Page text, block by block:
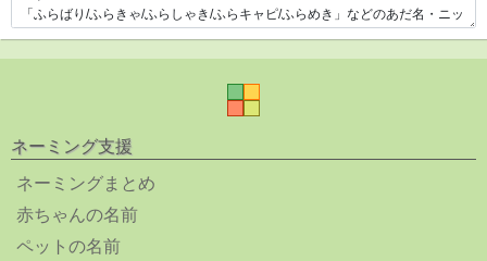
ネーミング支援
ネーミングまとめ
赤ちゃんの名前
ペットの名前